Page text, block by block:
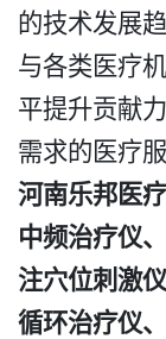
的技术发展
与各类医疗
平提升贡献
需求的医疗服
河南乐邦医
中频治疗仪
注穴位刺激
循环治疗仪